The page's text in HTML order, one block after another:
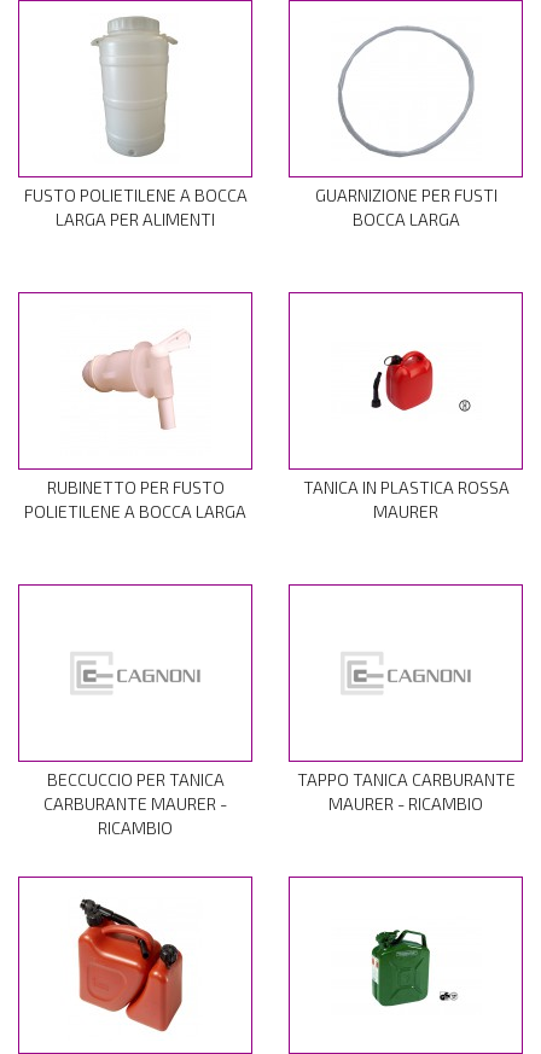
FUSTO POLIETILENE A BOCCA
LARGA PER ALIMENTI
GUARNIZIONE PER FUSTI
BOCCA LARGA
RUBINETTO PER FUSTO
POLIETILENE A BOCCA LARGA
TANICA IN PLASTICA ROSSA
MAURER
BECCUCCIO PER TANICA
CARBURANTE MAURER -
RICAMBIO
TAPPO TANICA CARBURANTE
MAURER - RICAMBIO